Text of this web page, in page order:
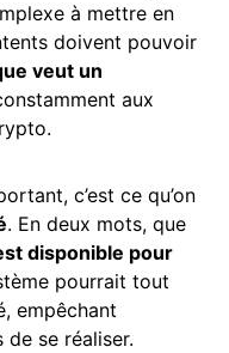
à mettre en
doivent pouvoir
veut un
aux
c’est ce qu’on
. En deux mots, que
disponible pour
pourrait tout
empêchant
se réaliser.